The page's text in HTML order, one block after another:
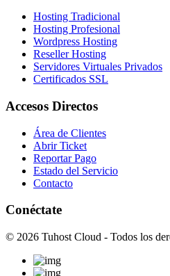
Hosting Tradicional
Hosting Profesional
Wordpress Hosting
Reseller Hosting
Servidores Virtuales Privados
Certificados SSL
Accesos Directos
Área de Clientes
Abrir Ticket
Reportar Pago
Estado del Servicio
Contacto
Conéctate
© 2026 Tuhost Cloud - Todos los